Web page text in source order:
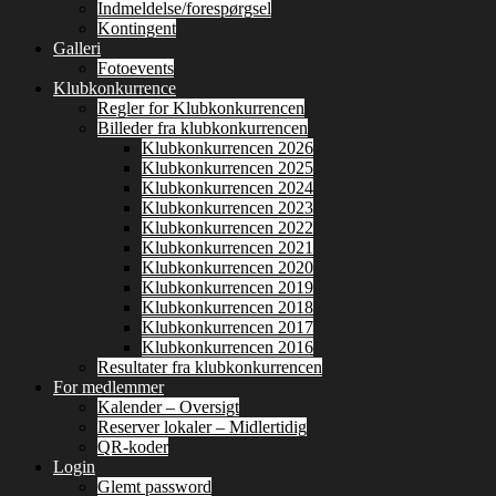
Indmeldelse/forespørgsel
Kontingent
Galleri
Fotoevents
Klubkonkurrence
Regler for Klubkonkurrencen
Billeder fra klubkonkurrencen
Klubkonkurrencen 2026
Klubkonkurrencen 2025
Klubkonkurrencen 2024
Klubkonkurrencen 2023
Klubkonkurrencen 2022
Klubkonkurrencen 2021
Klubkonkurrencen 2020
Klubkonkurrencen 2019
Klubkonkurrencen 2018
Klubkonkurrencen 2017
Klubkonkurrencen 2016
Resultater fra klubkonkurrencen
For medlemmer
Kalender – Oversigt
Reserver lokaler – Midlertidig
QR-koder
Login
Glemt password